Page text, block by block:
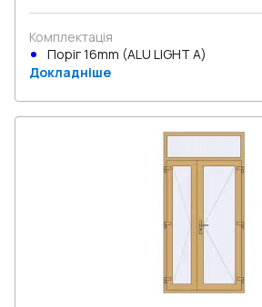
Комплектація
Поріг 16mm (ALU LIGHT A)
Докладніше